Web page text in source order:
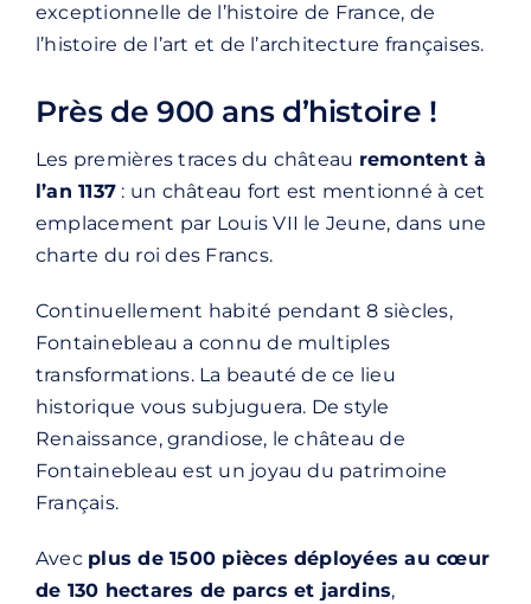
exceptionnelle de l’histoire de France, de
l’histoire de l’art et de l’architecture françaises.
Près de 900 ans d’histoire !
Les premières traces du château remontent à
l’an 1137 : un château fort est mentionné à cet
emplacement par Louis VII le Jeune, dans une
charte du roi des Francs.
Continuellement habité pendant 8 siècles,
Fontainebleau a connu de multiples
transformations. La beauté de ce lieu
historique vous subjuguera. De style
Renaissance, grandiose, le château de
Fontainebleau est un joyau du patrimoine
Français.
Avec plus de 1500 pièces déployées au cœur
de 130 hectares de parcs et jardins,